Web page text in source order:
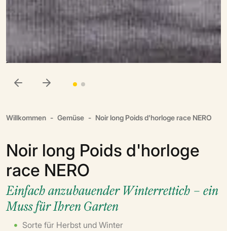
Willkommen Gemüse Noir long Poids d'horloge race NERO
Noir long Poids d'horloge
race NERO
Einfach anzubauender Winterrettich – ein
Muss für Ihren Garten
Sorte für Herbst und Winter